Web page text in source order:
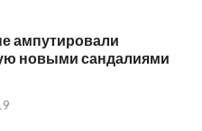
ампутировали
новыми сандалиями